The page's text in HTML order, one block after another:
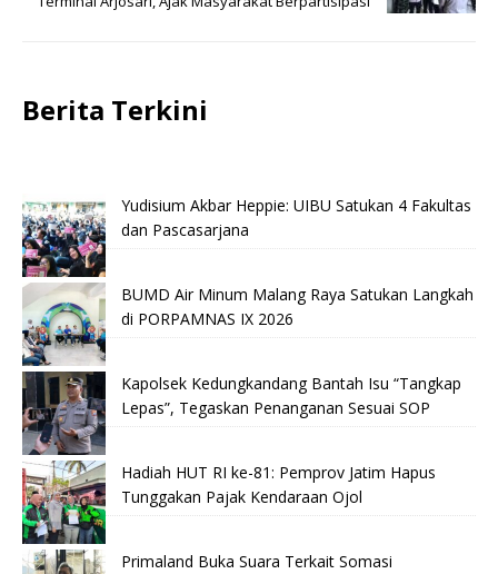
Berita Terkini
Yudisium Akbar Heppie: UIBU Satukan 4 Fakultas
dan Pascasarjana
BUMD Air Minum Malang Raya Satukan Langkah
di PORPAMNAS IX 2026
Kapolsek Kedungkandang Bantah Isu “Tangkap
Lepas”, Tegaskan Penanganan Sesuai SOP
Hadiah HUT RI ke-81: Pemprov Jatim Hapus
Tunggakan Pajak Kendaraan Ojol
Primaland Buka Suara Terkait Somasi